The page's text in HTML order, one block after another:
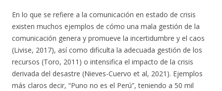
En lo que se refiere a la comunicación en estado de crisis
existen muchos ejemplos de cómo una mala gestión de la
comunicación genera y promueve la incertidumbre y el caos
(Livise, 2017), así como dificulta la adecuada gestión de los
recursos (Toro, 2011) o intensifica el impacto de la crisis
derivada del desastre (Nieves-Cuervo et al, 2021). Ejemplos
más claros decir, “Puno no es el Perú”, teniendo a 50 mil